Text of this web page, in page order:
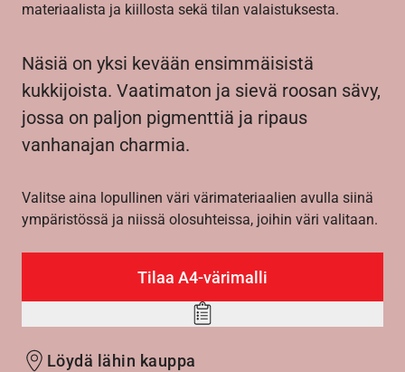
materiaalista ja kiillosta sekä tilan valaistuksesta.
Näsiä on yksi kevään ensimmäisistä
kukkijoista. Vaatimaton ja sievä roosan sävy,
jossa on paljon pigmenttiä ja ripaus
vanhanajan charmia.
Valitse aina lopullinen väri värimateriaalien avulla siinä
ympäristössä ja niissä olosuhteissa, joihin väri valitaan.
Tilaa A4-värimalli
Add
Löydä lähin kauppa